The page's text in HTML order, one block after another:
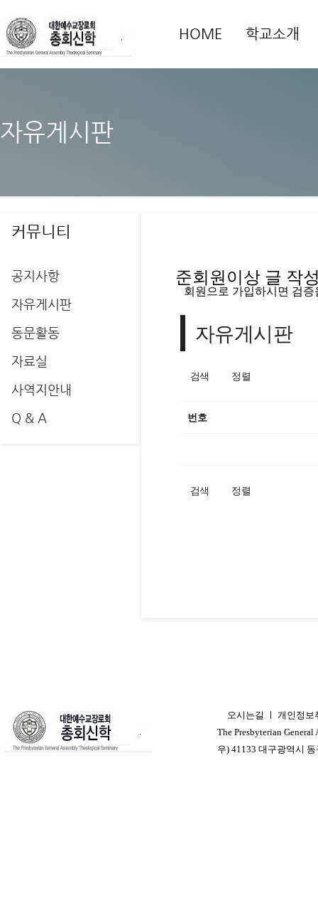
HOME 학교소개
자유게시판
커뮤니티
공지사항
자유게시판
동문활동
자료실
사역지안내
Q & A
준회원이상 글 작
회원으로 가입하시면 검
자유게시판
검색 정렬
번호
검색 정렬
오시는길 ㅣ 개인정보
The Presbyterian
우) 41133 대구광역시